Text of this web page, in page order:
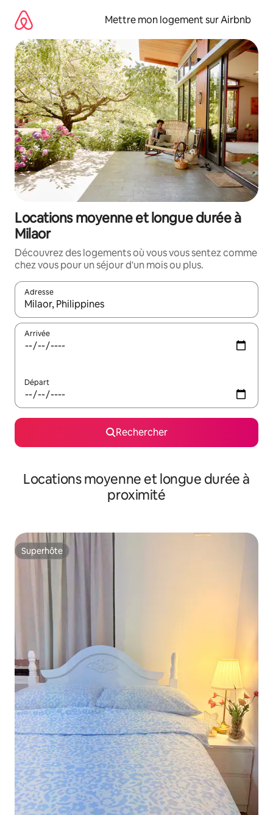
directement
contenu
Mettre mon logement sur Airbnb
Locations moyenne et longue durée à
Milaor
Découvrez des logements où vous vous sentez comme
chez vous pour un séjour d'un mois ou plus.
Adresse
Lorsque les résultats s'affichent, utilisez les flèches vers le
Arrivée
Départ
Rechercher
Locations moyenne et longue durée à
proximité
Superhôte
Superhôte